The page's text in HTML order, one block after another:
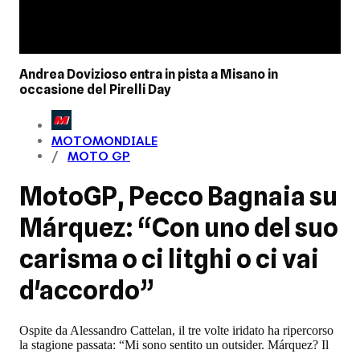
Andrea Dovizioso entra in pista a Misano in
occasione del Pirelli Day
MOTOMONDIALE
MOTO GP
MotoGP, Pecco Bagnaia su
Márquez: “Con uno del suo
carisma o ci litghi o ci vai
d'accordo”
Ospite da Alessandro Cattelan, il tre volte iridato ha ripercorso
la stagione passata: “Mi sono sentito un outsider. Márquez? Il